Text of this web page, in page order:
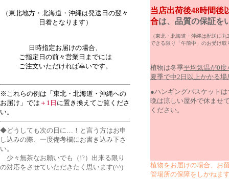
（東北地方・北海道・沖縄は発送日の翌々
日着となります）
日時指定お届けの場合、
ご指定日の前々営業日までには
ご注文いただければ幸いです。
※これらの例は「東北・北海道・沖縄への
お届け」では ＋1日 に置き換えてご覧くださ
い。
◆どうしても次の日に…！と言う方はお申
し込みの際、一度備考欄にお書き込み下さ
い。
少々無茶なお願いでも（!?）出来る限り
の対応をさせていただきたく思います(^^)
当店出荷後48時間後
合は、品質の保証を
（東北・北海道・沖縄は配送に
できる限り「午前中」のお受け取
植物は冬季平均気温が0
夏季で中2日以上かかる場
●ハンギングバスケット
晩は涼しい屋外で休ませ
ください。
植物をお届けの場合、お
管場所の保障をしかねま